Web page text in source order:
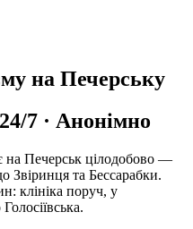
на Печерську
7 · Анонімно
на Печерськ цілодобово —
Звіринця та Бессарабки.
клініка поруч, у